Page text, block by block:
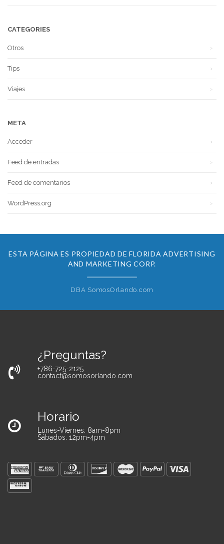
CATEGORIES
Otros
Tips
Viajes
META
Acceder
Feed de entradas
Feed de comentarios
WordPress.org
ESTA PÁGINA ES PROPIEDAD DE FLORIDA ADVERTISING
AND MARKETING CORP.
DBA SomosOrlando.com
¿Preguntas?
+786-725-2125
contact@somosorlando.com
Horario
Lunes-Viernes: 8am-8pm
Sábados: 12pm-4pm